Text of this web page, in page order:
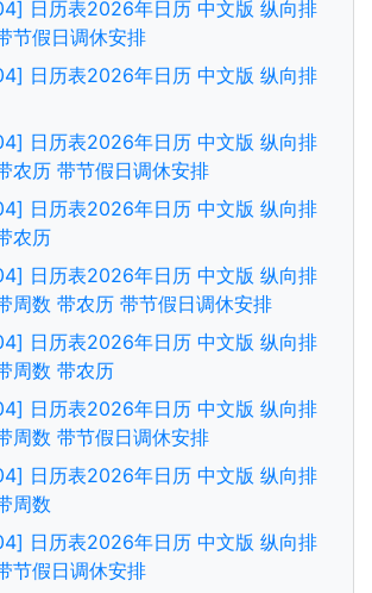
日历表2026年日历 中文版 纵向排
节假日调休安排
日历表2026年日历 中文版 纵向排
日历表2026年日历 中文版 纵向排
农历 带节假日调休安排
日历表2026年日历 中文版 纵向排
农历
日历表2026年日历 中文版 纵向排
周数 带农历 带节假日调休安排
日历表2026年日历 中文版 纵向排
周数 带农历
日历表2026年日历 中文版 纵向排
周数 带节假日调休安排
日历表2026年日历 中文版 纵向排
周数
日历表2026年日历 中文版 纵向排
节假日调休安排